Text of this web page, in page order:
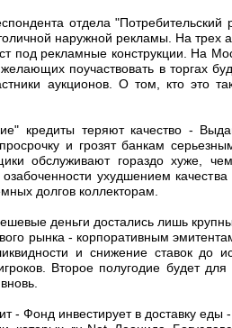
отдела
наружной рекламы. На трех
под рекламные конструкции. На
поучаствовать в торгах
аукционов. О том, кто это
кредиты теряют качество -
и грозят банкам
обслуживают гораздо хуже,
ухудшением качества
долгов коллекторам.
деньги достались лишь
рынка - корпоративным
и снижение ставок до
Второе полугодие будет
- Фонд инвестирует в доставку